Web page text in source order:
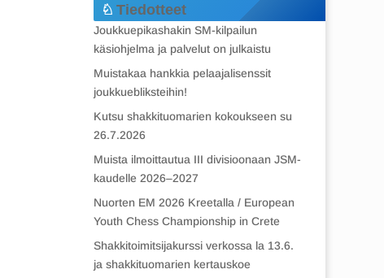
Tiedotteet
Joukkuepikashakin SM-kilpailun
käsiohjelma ja palvelut on julkaistu
Muistakaa hankkia pelaajalisenssit
joukkuebliksteihin!
Kutsu shakkituomarien kokoukseen su
26.7.2026
Muista ilmoittautua III divisioonaan JSM-
kaudelle 2026–2027
Nuorten EM 2026 Kreetalla / European
Youth Chess Championship in Crete
Shakkitoimitsijakurssi verkossa la 13.6.
ja shakkituomarien kertauskoe